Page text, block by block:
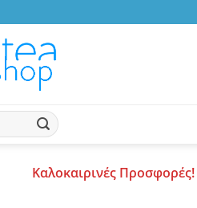
Καλοκαιρινές Προσφορές!